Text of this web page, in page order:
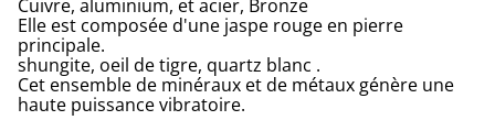
Cuivre, aluminium, et acier, Bronze
Elle est composée d'une jaspe rouge en pierre
principale.
shungite, oeil de tigre, quartz blanc .
Cet ensemble de minéraux et de métaux génère une
haute puissance vibratoire.